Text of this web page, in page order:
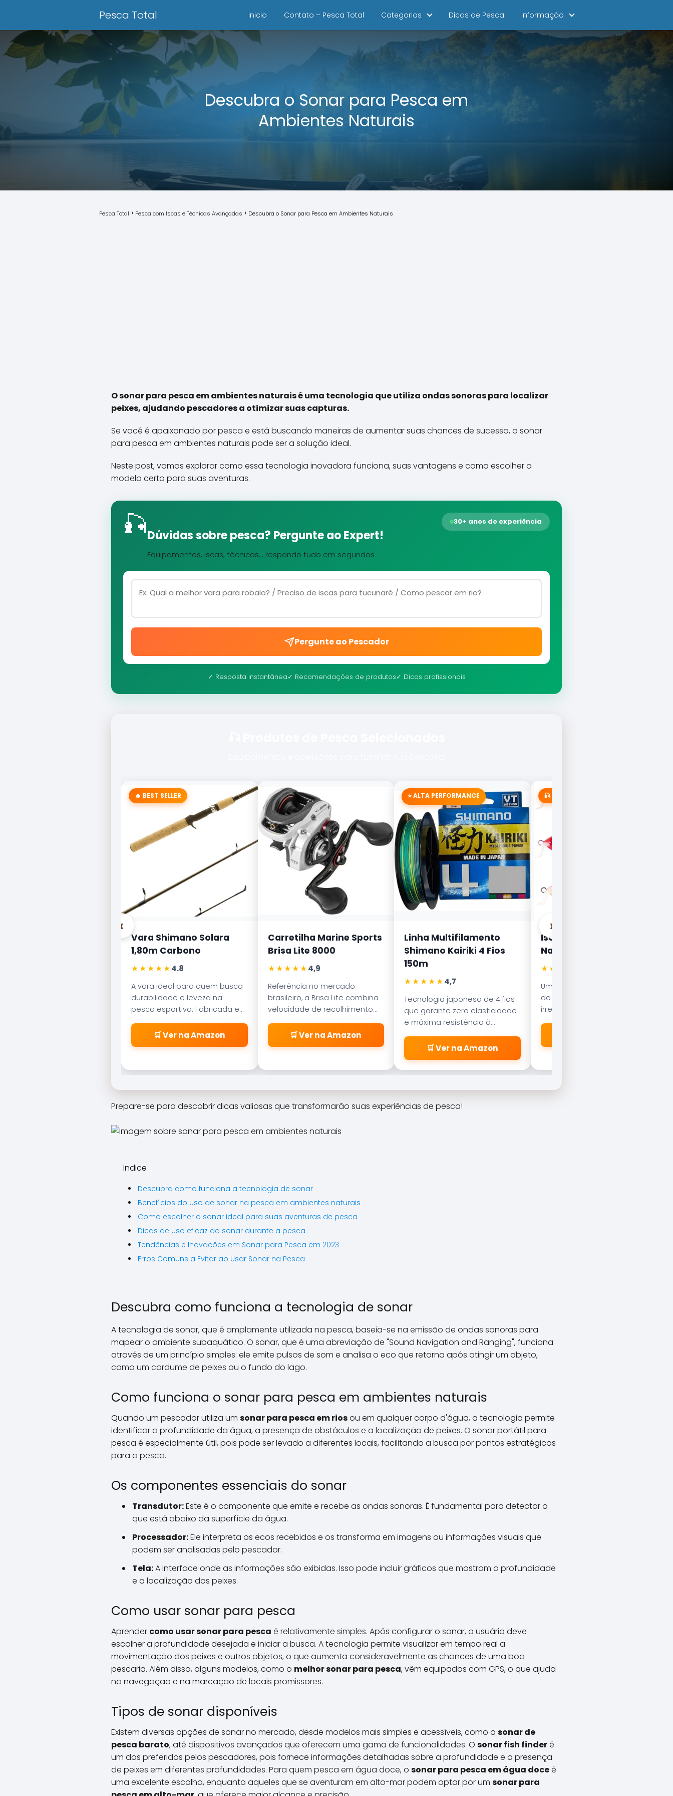
Pesca Total Inicio Contato – Pesca Total Categorias Dicas de Pesca Informação
Descubra o Sonar para Pesca em
Ambientes Naturais
Pesca Total Pesca com Iscas e Técnicas Avançadas Descubra o Sonar para Pesca em Ambientes Naturais
O sonar para pesca em ambientes naturais é uma tecnologia que utiliza ondas sonoras para localizar
peixes, ajudando pescadores a otimizar suas capturas.
Se você é apaixonado por pesca e está buscando maneiras de aumentar suas chances de sucesso, o sonar
para pesca em ambientes naturais pode ser a solução ideal.
Neste post, vamos explorar como essa tecnologia inovadora funciona, suas vantagens e como escolher o
modelo certo para suas aventuras.
🎣Dúvidas sobre pesca? Pergunte ao Expert!
Equipamentos, iscas, técnicas... respondo tudo em segundos
30+ anos de experiência
Pergunte ao Pescador
✓ Resposta instantânea✓ Recomendações de produtos✓ Dicas profissionais
‹
🔥 BEST SELLER
Vara Shimano Solara
1,80m Carbono
★★★★★4.8
A vara ideal para quem busca
durabilidade e leveza na
pesca esportiva. Fabricada em
carbono aeroglass, oferece
sensibilidade incrível para
fisgadas precisas.
🛒 Ver na Amazon
Carretilha Marine Sports
Brisa Lite 8000
★★★★★4,9
Referência no mercado
brasileiro, a Brisa Lite combina
velocidade de recolhimento
com um sistema de freio
magnético que evita as
famosas
\\\\\\\\\\\\\\\\\\\\\\\\\
\\\\\\\\\\\\\\\\\\\\\\\\\
\\"cabeleiras\\\\\\\\\\\\\\
\\\\\\\\\\\\\\\\\\\\\\\\\
🛒 Ver na Amazon
⭐ ALTA PERFORMANCE
Linha Multifilamento
Shimano Kairiki 4 Fios
150m
★★★★★4,7
Tecnologia japonesa de 4 fios
que garante zero elasticidade
e máxima resistência à
abrasão. Desliza suavemente
pelos passadores.
🛒 Ver na Amazon
🎣 MAIS VENDIDA
Isca Artificial Nelson
Nakamura Curisco 70
★★★★★
Uma das iscas mais famosas
do Brasil. Com nado errático, é
irresistível para o Tucunaré e o
Robalo. Essencial em qualquer
›
Prepare-se para descobrir dicas valiosas que transformarão suas experiências de pesca!
Indice
Descubra como funciona a tecnologia de sonar
Benefícios do uso de sonar na pesca em ambientes naturais
Como escolher o sonar ideal para suas aventuras de pesca
Dicas de uso eficaz do sonar durante a pesca
Tendências e Inovações em Sonar para Pesca em 2023
Erros Comuns a Evitar ao Usar Sonar na Pesca
Descubra como funciona a tecnologia de sonar
A tecnologia de sonar, que é amplamente utilizada na pesca, baseia-se na emissão de ondas sonoras para
mapear o ambiente subaquático. O sonar, que é uma abreviação de "Sound Navigation and Ranging", funciona
através de um princípio simples: ele emite pulsos de som e analisa o eco que retorna após atingir um objeto,
como um cardume de peixes ou o fundo do lago.
Como funciona o sonar para pesca em ambientes naturais
Quando um pescador utiliza um sonar para pesca em riosou em qualquer corpo d'água, a tecnologia permite
identificar a profundidade da água, a presença de obstáculos e a localização de peixes. O sonar portátil para
pesca é especialmente útil, pois pode ser levado a diferentes locais, facilitando a busca por pontos estratégicos
para a pesca.
Os componentes essenciais do sonar
Transdutor:Este é o componente que emite e recebe as ondas sonoras. É fundamental para detectar o
que está abaixo da superfície da água.
Processador:Ele interpreta os ecos recebidos e os transforma em imagens ou informações visuais que
podem ser analisadas pelo pescador.
Tela:A interface onde as informações são exibidas. Isso pode incluir gráficos que mostram a profundidade
e a localização dos peixes.
Como usar sonar para pesca
Aprender como usar sonar para pesca é relativamente simples. Após configurar o sonar, o usuário deve
escolher a profundidade desejada e iniciar a busca. A tecnologia permite visualizar em tempo real a
movimentação dos peixes e outros objetos, o que aumenta consideravelmente as chances de uma boa
pescaria. Além disso, alguns modelos, como o melhor sonar para pesca, vêm equipados com GPS, o que ajuda
na navegação e na marcação de locais promissores.
Tipos de sonar disponíveis
Existem diversas opções de sonar no mercado, desde modelos mais simples e acessíveis, como o sonar de
pesca barato, até dispositivos avançados que oferecem uma gama de funcionalidades. O sonar fish finderé
um dos preferidos pelos pescadores, pois fornece informações detalhadas sobre a profundidade e a presença
de peixes em diferentes profundidades. Para quem pesca em água doce, o sonar para pesca em água doceé
uma excelente escolha, enquanto aqueles que se aventuram em alto-mar podem optar por um sonar para